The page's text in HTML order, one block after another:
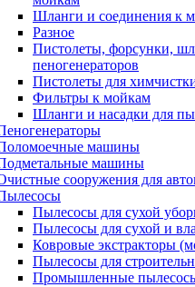
Шланги и соединения к
Разное
Пистолеты, форсунки,
пеногенераторов
Пистолеты для
Фильтры к мойкам
Шланги и насадки для
машины
машины
сооружения для
Пылесосы для сухой
Пылесосы для сухой и
Ковровые экстракторы
Пылесосы для
Промышленные